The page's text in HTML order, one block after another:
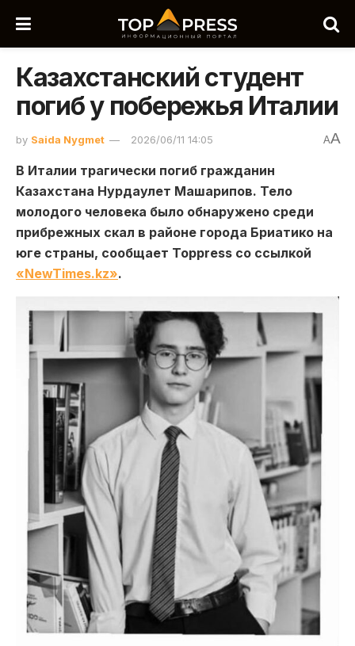
Казахстанский студент
погиб у побережья Италии
by Saida Nygmet 2026/06/11 14:05 AA
В Италии трагически погиб гражданин
Казахстана Нурдаулет Машарипов. Тело
молодого человека было обнаружено среди
прибрежных скал в районе города Бриатико на
юге страны, сообщает Toppress со ссылкой
«NewTimes.kz».